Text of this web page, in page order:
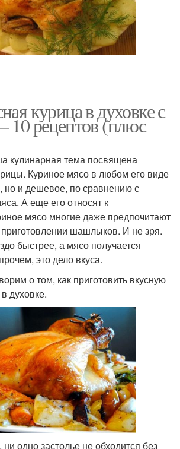
курица в духовке с
10 рецептов (плюс
кулинарная тема посвящена
Куриное мясо в любом его виде
но и дешевое, по сравнению с
А еще его относят к
мясо многие даже предпочитают
приготовлении шашлыков. И не зря.
быстрее, а мясо получается
это дело вкуса.
о том, как приготовить вкусную
духовке.
одно застолье не обходится без